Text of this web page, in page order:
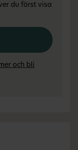
du först visa
och bli